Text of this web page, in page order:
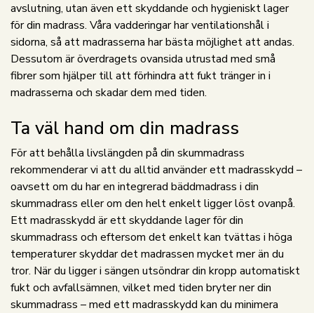
avslutning, utan även ett skyddande och hygieniskt lager
för din madrass. Våra vadderingar har ventilationshål i
sidorna, så att madrasserna har bästa möjlighet att andas.
Dessutom är överdragets ovansida utrustad med små
fibrer som hjälper till att förhindra att fukt tränger in i
madrasserna och skadar dem med tiden.
Ta väl hand om din madrass
För att behålla livslängden på din skummadrass
rekommenderar vi att du alltid använder ett madrasskydd –
oavsett om du har en integrerad bäddmadrass i din
skummadrass eller om den helt enkelt ligger löst ovanpå.
Ett madrasskydd är ett skyddande lager för din
skummadrass och eftersom det enkelt kan tvättas i höga
temperaturer skyddar det madrassen mycket mer än du
tror. När du ligger i sängen utsöndrar din kropp automatiskt
fukt och avfallsämnen, vilket med tiden bryter ner din
skummadrass – med ett madrasskydd kan du minimera